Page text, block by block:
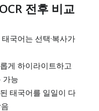
전후 비교
국어는 선택·복사가
게 하이라이트하고
가능
태국어를 일일이 다